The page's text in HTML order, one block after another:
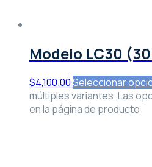
Modelo LC30
$4,100.00Seleccionar
múltiples variantes. Las
en la página de producto